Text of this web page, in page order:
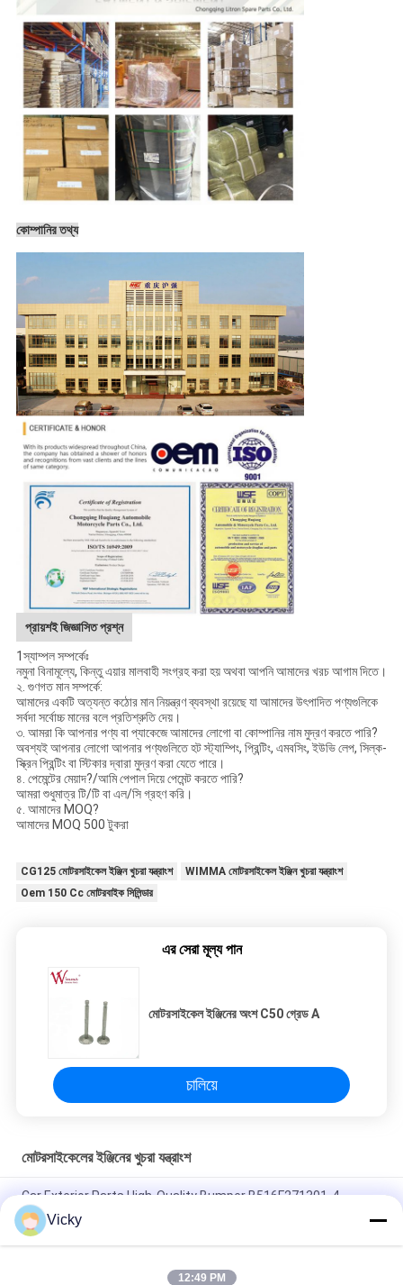
কোম্পানির তথ্য
প্রায়শই জিজ্ঞাসিত প্রশ্ন
1স্যাম্পল সম্পর্কেঃ
নমুনা বিনামূল্যে, কিন্তু এয়ার মালবাহী সংগ্রহ করা হয় অথবা আপনি আমাদের খরচ আগাম দিতে।
২. গুণগত মান সম্পর্কে:
আমাদের একটি অত্যন্ত কঠোর মান নিয়ন্ত্রণ ব্যবস্থা রয়েছে যা আমাদের উৎপাদিত পণ্যগুলিকে
সর্বদা সর্বোচ্চ মানের বলে প্রতিশ্রুতি দেয়।
৩. আমরা কি আপনার পণ্য বা প্যাকেজে আমাদের লোগো বা কোম্পানির নাম মুদ্রণ করতে পারি?
অবশ্যই আপনার লোগো আপনার পণ্যগুলিতে হট স্ট্যাম্পিং, প্রিন্টিং, এমবসিং, ইউভি লেপ, সিল্ক-
স্ক্রিন প্রিন্টিং বা স্টিকার দ্বারা মুদ্রণ করা যেতে পারে।
৪. পেমেন্টের মেয়াদ?/আমি পেপাল দিয়ে পেমেন্ট করতে পারি?
আমরা শুধুমাত্র টি/টি বা এল/সি গ্রহণ করি।
৫. আমাদের MOQ?
আমাদের MOQ 500 টুকরা
CG125 মোটরসাইকেল ইঞ্জিন খুচরা যন্ত্রাংশ
WIMMA মোটরসাইকেল ইঞ্জিন খুচরা যন্ত্রাংশ
Oem 150 Cc মোটরবাইক সিলিন্ডার
এর সেরা মূল্য পান
মোটরসাইকেল ইঞ্জিনের অংশ C50 গ্রেড A
চালিয়ে
মোটরসাইকেলের ইঞ্জিনের খুচরা যন্ত্রাংশ
Car Exterior Parts High-Quality Bumper B516F271301-4
CHANAN OSHAN​ Z6 Starry White
স্টার্টার মোটর হন্ডা EX5 মোটরসাইকেল ইঞ্জিন খুচরা যন্ত্রাংশ সস্তা পাইকারি উচ্চ পারফরম্যান্স
Vicky
12:49 PM